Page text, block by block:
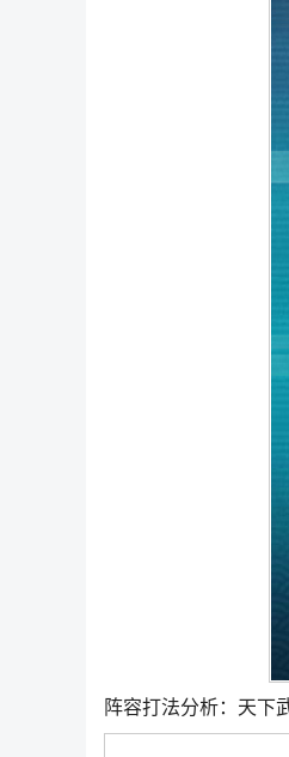
阵容打法分析：天下